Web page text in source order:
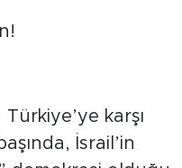
karşı
İsrail’in